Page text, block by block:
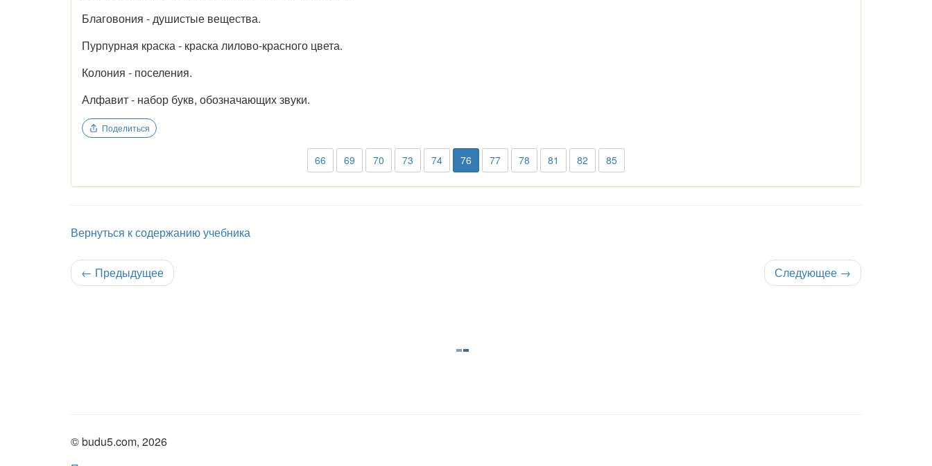
Благовония - душистые вещества.
Пурпурная краска - краска лилово-красного цвета.
Колония - поселения.
Алфавит - набор букв, обозначающих звуки.
Поделиться
66 69 70 73 74 76 77 78 81 82 85
Вернуться к содержанию учебника
← Предыдущее Следующее →
© budu5.com, 2026